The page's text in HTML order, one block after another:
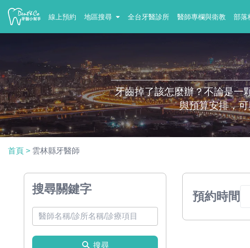
線上預約 地區搜尋 全台牙醫診所 醫師專欄與衛教 部落
牙齒掉了該怎麼辦？不論是一
與預算安排，
首頁 > 雲林縣牙醫師
搜尋關鍵字
搜尋
預約時間